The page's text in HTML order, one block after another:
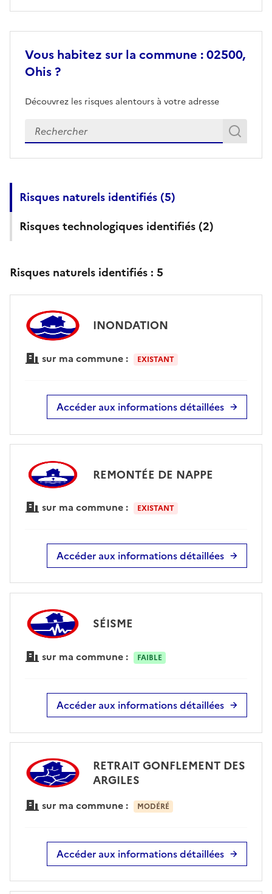
Vous habitez sur la commune : 02500,
Ohis ?
Découvrez les risques alentours à votre adresse
Veuillez renseigner votre adresse exacte
Risques naturels identifiés (5)
Risques technologiques identifiés (2)
Risques naturels identifiés : 5
INONDATION
sur ma commune : EXISTANT
Accéder aux informations détaillées
REMONTÉE DE NAPPE
sur ma commune : EXISTANT
Accéder aux informations détaillées
SÉISME
sur ma commune : FAIBLE
Accéder aux informations détaillées
RETRAIT GONFLEMENT DES
ARGILES
sur ma commune : MODÉRÉ
Accéder aux informations détaillées